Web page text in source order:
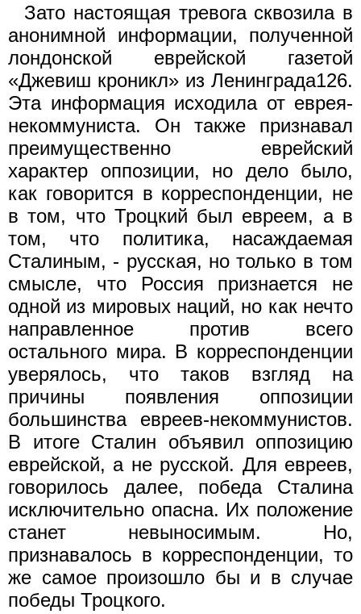
Зато настоящая тревога сквозила в
анонимной информации, полученной
лондонской еврейской газетой
«Джевиш кроникл» из Ленинграда126.
Эта информация исходила от еврея-
некоммуниста. Он также признавал
преимущественно еврейский
характер оппозиции, но дело было,
как говорится в корреспонденции, не
в том, что Троцкий был евреем, а в
том, что политика, насаждаемая
Сталиным, - русская, но только в том
смысле, что Россия признается не
одной из мировых наций, но как нечто
направленное против всего
остального мира. В корреспонденции
уверялось, что таков взгляд на
причины появления оппозиции
большинства евреев-некоммунистов.
В итоге Сталин объявил оппозицию
еврейской, а не русской. Для евреев,
говорилось далее, победа Сталина
исключительно опасна. Их положение
станет невыносимым. Но,
признавалось в корреспонденции, то
же самое произошло бы и в случае
победы Троцкого.